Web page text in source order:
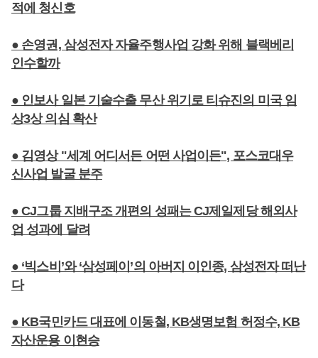
적에 청신호
● 손영권, 삼성전자 자율주행사업 강화 위해 블랙베리
인수할까
● 인보사 일본 기술수출 무산 위기로 티슈진의 미국 임
상3상 의심 확산
● 김영상 "세계 어디서든 어떤 사업이든", 포스코대우
신사업 발굴 분주
● CJ그룹 지배구조 개편의 성패는 CJ제일제당 해외사
업 성과에 달려
● ‘빅스비’와 ‘삼성페이’의 아버지 이인종, 삼성전자 떠난
다
● KB국민카드 대표에 이동철, KB생명보험 허정수, KB
자산운용 이현승